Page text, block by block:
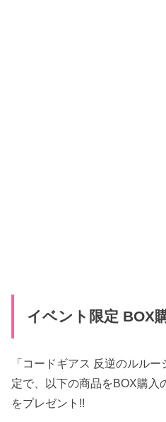
イベント限定 BOX
「コードギアス 反逆のルル
定で、以下の商品をBOX購入
をプレゼント!!